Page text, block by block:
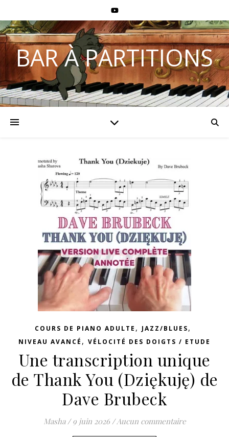
BAR À PARTITIONS
COURS DE PIANO ADULTE , JAZZ/BLUES,
NIVEAU AVANCÉ , VÉLOCITÉ DES DOIGTS / ETUDE
Une transcription unique
de Thank You (Dziękuję) de
Dave Brubeck
Masha / 9 juin 2026 /Aucun commentaire